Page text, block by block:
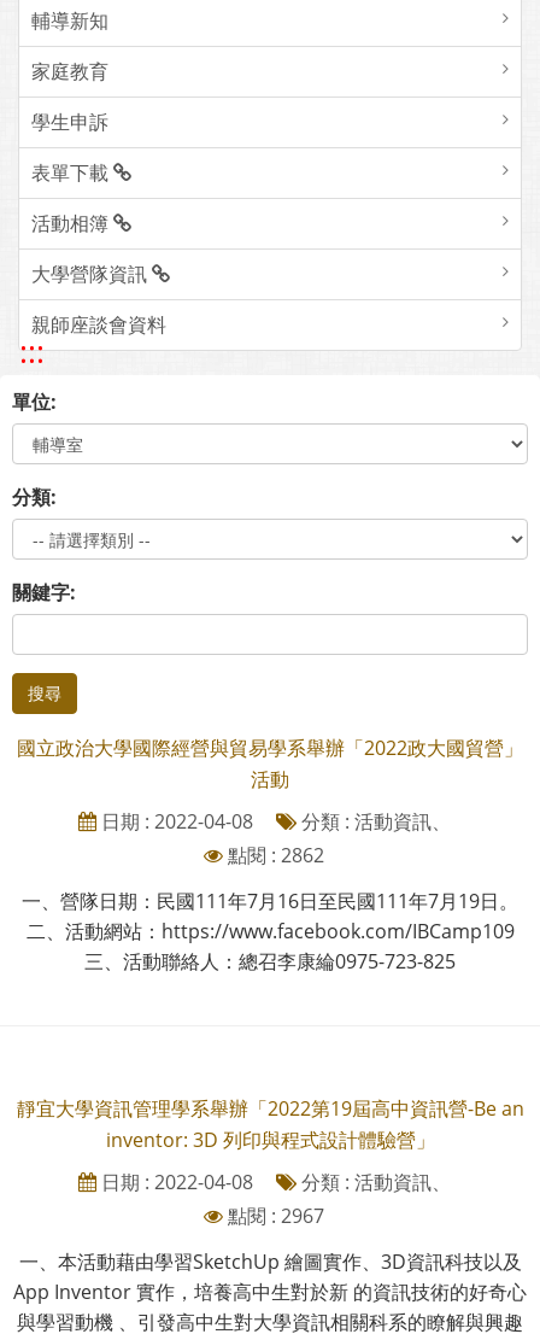
輔導新知
家庭教育
學生申訴
表單下載
活動相簿
大學營隊資訊
親師座談會資料
:::
單位:
分類:
關鍵字:
搜尋
國立政治大學國際經營與貿易學系舉辦「2022政大國貿營」
活動
日期 : 2022-04-08
分類 : 活動資訊、
點閱 : 2862
一、營隊日期：民國111年7月16日至民國111年7月19日。
二、活動網站：https://www.facebook.com/IBCamp109
三、活動聯絡人：總召李康綸0975-723-825
靜宜大學資訊管理學系舉辦「2022第19屆高中資訊營-Be an
inventor: 3D 列印與程式設計體驗營」
日期 : 2022-04-08
分類 : 活動資訊、
點閱 : 2967
一、本活動藉由學習SketchUp 繪圖實作、3D資訊科技以及
App Inventor 實作，培養高中生對於新 的資訊技術的好奇心
與學習動機 、引發高中生對大學資訊相關科系的瞭解與興趣